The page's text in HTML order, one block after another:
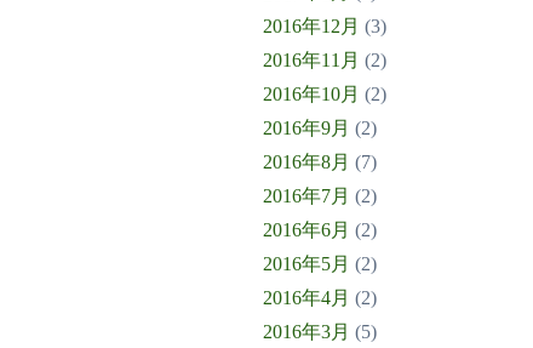
2016年12月 (3)
2016年11月 (2)
2016年10月 (2)
2016年9月 (2)
2016年8月 (7)
2016年7月 (2)
2016年6月 (2)
2016年5月 (2)
2016年4月 (2)
2016年3月 (5)